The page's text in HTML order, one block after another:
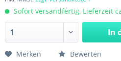
Sofort versandfertig, Lieferzeit
In
Merken Bewerten